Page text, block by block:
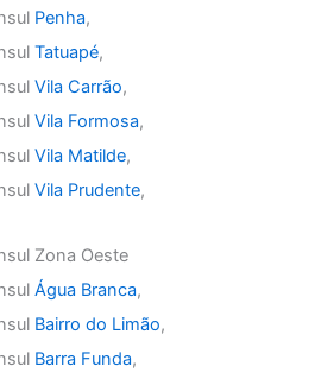
Penha,
Tatuapé,
Vila Carrão,
Vila Formosa,
Vila Matilde,
Vila Prudente,
Zona Oeste
Água Branca,
Bairro do Limão,
Barra Funda,